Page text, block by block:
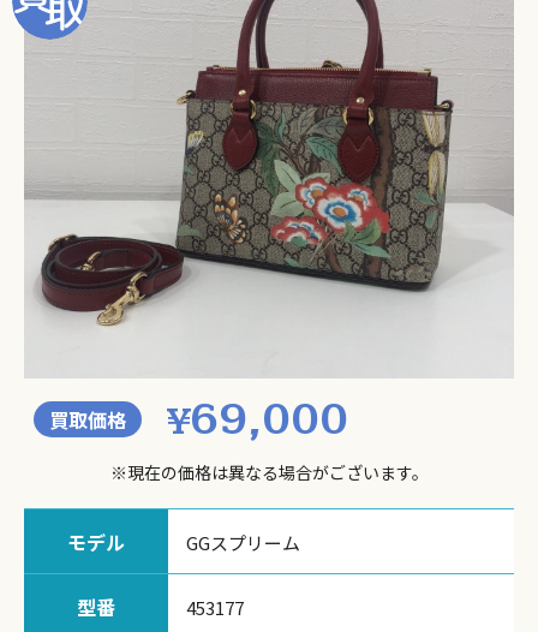
買取価格 ¥69,000
※現在の価格は異なる場合がございます。
モデル GGスプリーム
型番 453177